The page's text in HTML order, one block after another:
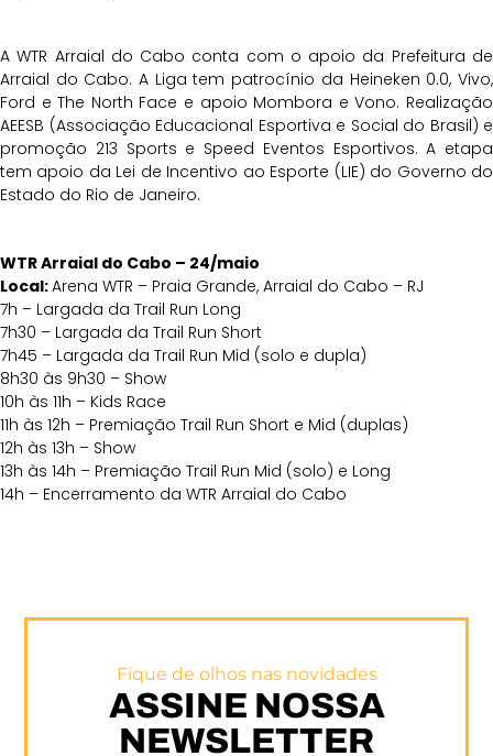
A WTR Arraial do Cabo conta com o apoio da Prefeitura de
Arraial do Cabo. A Liga tem patrocínio da Heineken 0.0, Vivo,
Ford e The North Face e apoio Mombora e Vono. Realização
AEESB (Associação Educacional Esportiva e Social do Brasil) e
promoção 213 Sports e Speed Eventos Esportivos. A etapa
tem apoio da Lei de Incentivo ao Esporte (LIE) do Governo do
Estado do Rio de Janeiro.
WTR Arraial do Cabo – 24/maio
Local:Arena WTR – Praia Grande, Arraial do Cabo – RJ
7h – Largada da Trail Run Long
7h30 – Largada da Trail Run Short
7h45 – Largada da Trail Run Mid (solo e dupla)
8h30 às 9h30 – Show
10h às 11h – Kids Race
11h às 12h – Premiação Trail Run Short e Mid (duplas)
12h às 13h – Show
13h às 14h – Premiação Trail Run Mid (solo) e Long
14h – Encerramento da WTR Arraial do Cabo
Fique de olhos nas novidades
ASSINE NOSSA
NEWSLETTER